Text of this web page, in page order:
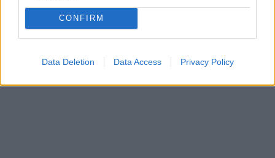
CONFIRM
Data Deletion Data Access Privacy Policy